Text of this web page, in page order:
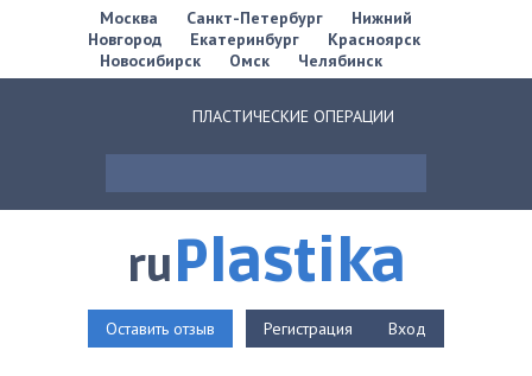
Москва Санкт-Петербург
Нижний
Новгород
Екатеринбург
Красноярск
Новосибирск
Омск Челябинск
ПЛАСТИЧЕСКИЕ ОПЕРАЦИИ
ruPlastika
Оставить отзыв Регистрация Вход